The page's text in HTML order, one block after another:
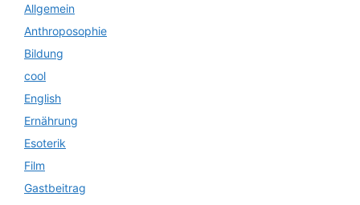
Allgemein
Anthroposophie
Bildung
cool
English
Ernährung
Esoterik
Film
Gastbeitrag